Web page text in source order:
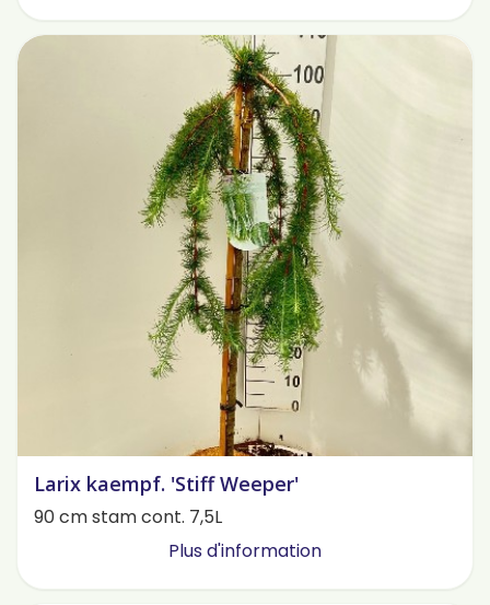
Larix kaempf. 'Stiff Weeper'
90 cm stam cont. 7,5L
Plus d'information